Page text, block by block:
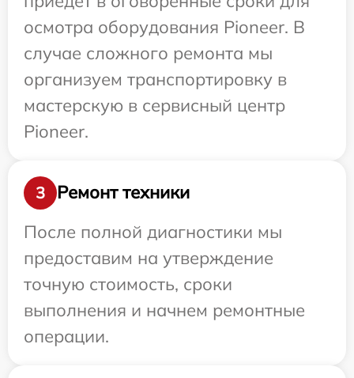
осмотра оборудования Pioneer. В
случае сложного ремонта мы
организуем транспортировку в
мастерскую в сервисный центр
Pioneer.
3
Ремонт техники
После полной диагностики мы
предоставим на утверждение
точную стоимость, сроки
выполнения и начнем ремонтные
операции.